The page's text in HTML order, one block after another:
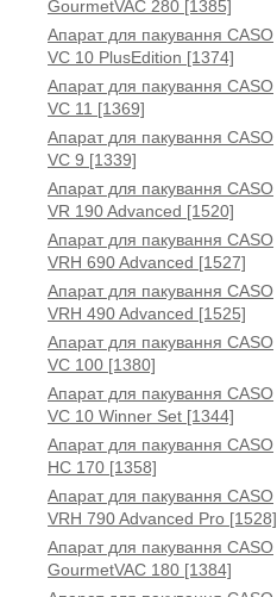
GourmetVAC 280 [1385]
Апарат для пакування CASO
VC 10 PlusEdition [1374]
Апарат для пакування CASO
VC 11 [1369]
Апарат для пакування CASO
VC 9 [1339]
Апарат для пакування CASO
VR 190 Advanced [1520]
Апарат для пакування CASO
VRH 690 Advanced [1527]
Апарат для пакування CASO
VRH 490 Advanced [1525]
Апарат для пакування CASO
VC 100 [1380]
Апарат для пакування CASO
VC 10 Winner Set [1344]
Апарат для пакування CASO
HC 170 [1358]
Апарат для пакування CASO
VRH 790 Advanced Pro [1528]
Апарат для пакування CASO
GourmetVAC 180 [1384]